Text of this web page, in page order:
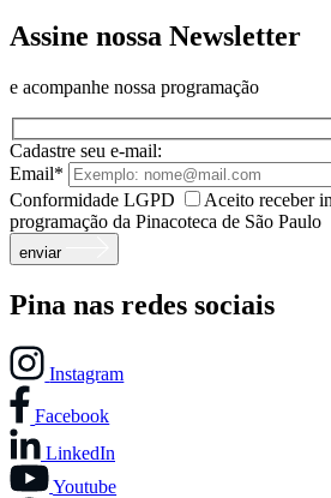
Assine nossa Newsletter
e acompanhe nossa programação
Cadastre seu e-mail:
Email*
Conformidade LGPD
Aceito receber
programação da Pinacoteca de São Paulo
enviar
Pina nas redes sociais
Instagram
Facebook
LinkedIn
Youtube